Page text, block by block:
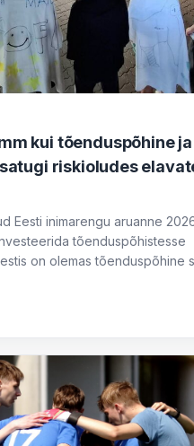
kui tõenduspõhine ja
riskioludes
Eesti inimarengu aruanne
tõenduspõhistesse
on olemas tõenduspõhine